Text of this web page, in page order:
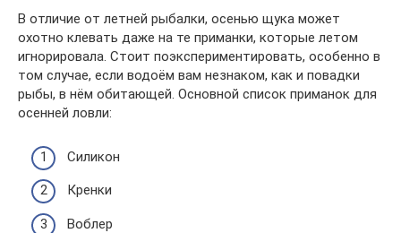
В отличие от летней рыбалки, осенью щука может
охотно клевать даже на те приманки, которые летом
игнорировала. Стоит поэкспериментировать, особенно в
том случае, если водоём вам незнаком, как и повадки
рыбы, в нём обитающей. Основной список приманок для
осенней ловли:
Силикон
Кренки
Воблер